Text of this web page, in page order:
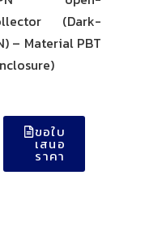
(Dark-
– Material PBT
ขอใบ
เสนอ
ราคา